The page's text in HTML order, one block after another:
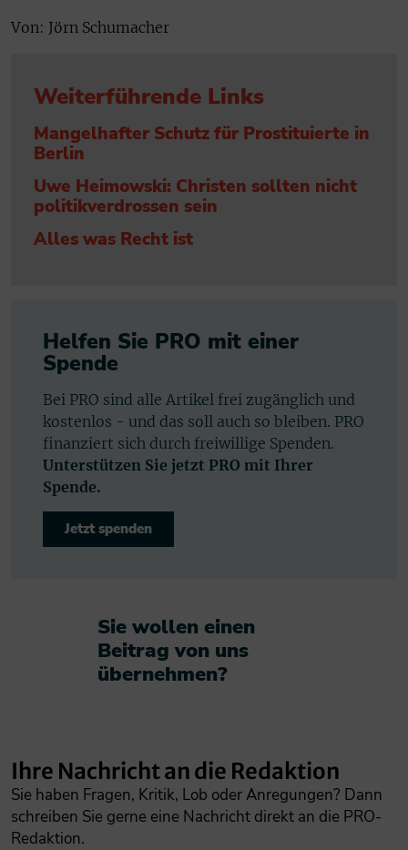
Von: Jörn Schumacher
Weiterführende Links
Mangelhafter Schutz für Prostituierte in
Berlin
Uwe Heimowski: Christen sollten nicht
politikverdrossen sein
Alles was Recht ist
Helfen Sie PRO mit einer
Spende
Bei PRO sind alle Artikel frei zugänglich und
kostenlos - und das soll auch so bleiben. PRO
finanziert sich durch freiwillige Spenden.
Unterstützen Sie jetzt PRO mit Ihrer
Spende.
Jetzt spenden
Sie wollen einen
Beitrag von uns
übernehmen?​
Ihre Nachricht an die Redaktion
Sie haben Fragen, Kritik, Lob oder Anregungen? Dann
schreiben Sie gerne eine Nachricht direkt an die PRO-
Redaktion.